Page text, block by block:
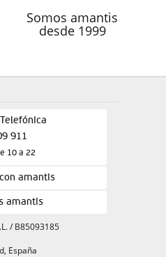
Somos amantis
desde 1999
911
10 a 22
amantis
amantis
/ B85093185
España